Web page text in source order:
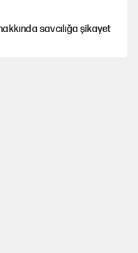
savcılığa şikayet